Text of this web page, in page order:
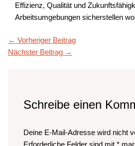
Effizienz, Qualität und
Arbeitsumgebungen sicherstellen
← Vorheriger Beitrag
Nächster Beitrag →
Schreibe einen
Deine E-Mail-Adresse wird nicht
Erforderliche Felder sind mit*